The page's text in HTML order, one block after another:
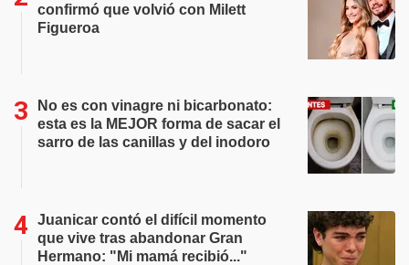
confirmó que volvió con Milett
Figueroa
No es con vinagre ni bicarbonato:
esta es la MEJOR forma de sacar el
sarro de las canillas y del inodoro
Juanicar contó el difícil momento
que vive tras abandonar Gran
Hermano: "Mi mamá recibió..."